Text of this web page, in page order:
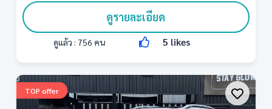
ดูรายละเอียด
ดูแล้ว : 756 คน 5 likes
TOP offer